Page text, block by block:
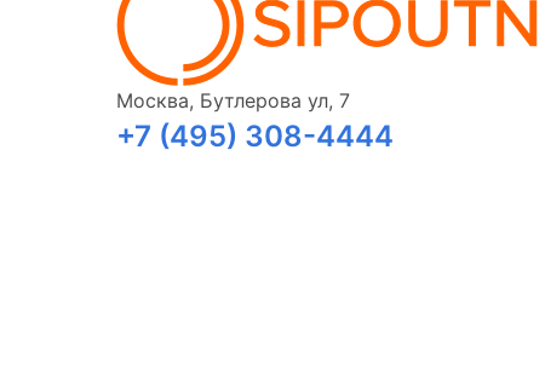
Москва, Бутлерова ул, 7
+7 (495) 308-4444